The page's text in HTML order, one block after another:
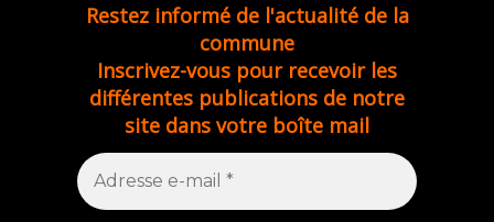
Restez informé de l'actualité de la
commune
Inscrivez-vous pour recevoir les
différentes publications de notre
site dans votre boîte mail